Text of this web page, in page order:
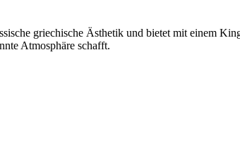
griechische Ästhetik und bietet mit einem
Atmosphäre schafft.